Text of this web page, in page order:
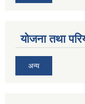
योजना तथा
अन्य